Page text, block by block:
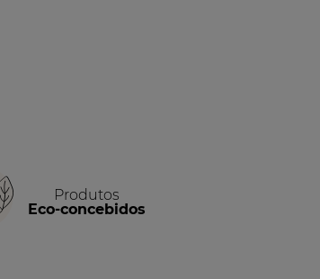
Produtos
Eco-concebidos